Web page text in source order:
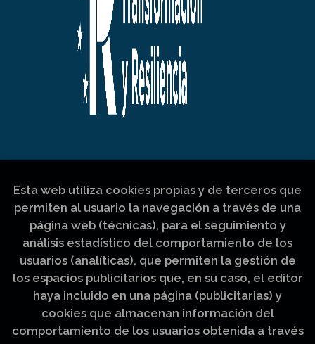
Esta web utiliza cookies propias y de terceros que
permiten al usuario la navegación a través de una
página web (técnicas), para el seguimiento y
análisis estadístico del comportamiento de los
usuarios (analíticas), que permiten la gestión de
los espacios publicitarios que, en su caso, el editor
haya incluido en una página (publicitarias) y
cookies que almacenan información del
comportamiento de los usuarios obtenida a través